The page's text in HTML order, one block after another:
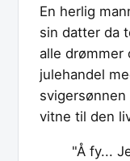
En herlig
sin datter da
alle drømmer
julehandel
vitne til den
"Å fy...